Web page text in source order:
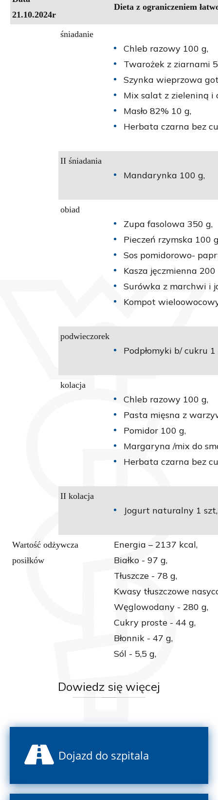
21.10.2024r
Dieta z ograniczeniem
śniadanie
Chleb razowy 100 g,
Twarożek z ziarnami
Szynka wieprzowa
Mix salat z zieleniną i
Masło 82% 10 g,
Herbata czarna bez
II śniadania
Mandarynka 100 g,
obiad
Zupa fasolowa 350 g,
Pieczeń rzymska 100
Sos pomidorowo-
Kasza jęczmienna 200
Surówka z marchwi i
Kompot
podwieczorek
Podpłomyki b/ cukru 1
kolacja
Chleb razowy 100 g,
Pasta mięsna z
Pomidor 100 g,
Margaryna /mix do
Herbata czarna bez
II kolacja
Jogurt naturalny 1 szt,
Wartość odżywcza
posiłków
Energia – 2137 kcal,
Białko - 97 g,
Tłuszcze - 78 g,
Kwasy tłuszczowe
Węglowodany - 280 g,
Cukry proste - 44 g,
Błonnik - 47 g,
Sól - 5,5 g,
Dowiedz się więcej
Dojazd do szpitala